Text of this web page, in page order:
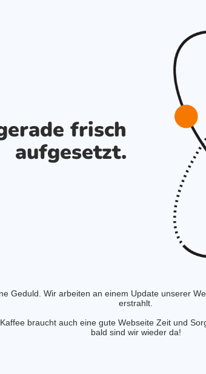
frisch
aufgesetzt.
Geduld. Wir arbeiten an einem Update unserer
erstrahlt.
braucht auch eine gute Webseite Zeit und
bald sind wir wieder da!